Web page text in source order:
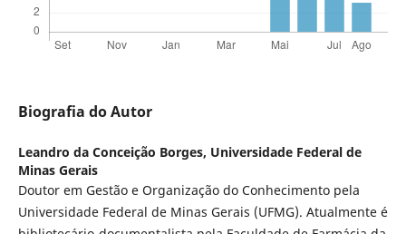
Biografia do Autor
Leandro da Conceição Borges, Universidade Federal de
Minas Gerais
Doutor em Gestão e Organização do Conhecimento pela
Universidade Federal de Minas Gerais (UFMG). Atualmente é